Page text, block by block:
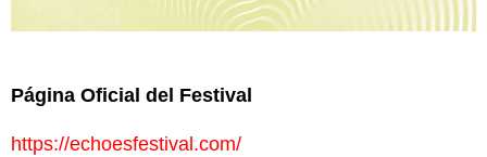
Página Oficial del Festival
https://echoesfestival.com/